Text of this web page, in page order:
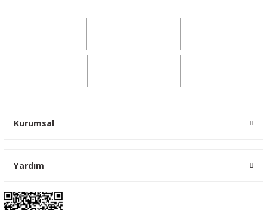
Kurumsal
Yardım